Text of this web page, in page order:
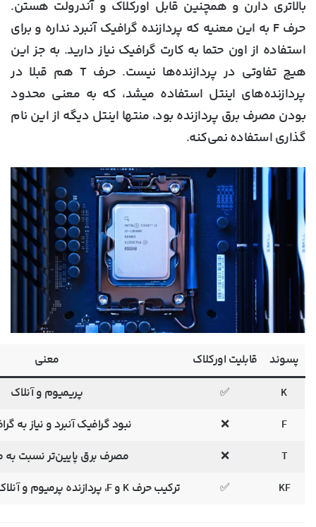
بالاتری دارن و همچنین قابل اورکلاک و آندرولت هستن.
حرف F به این معنیه که پردازنده گرافیک آنبرد نداره و برای
استفاده از اون حتما به کارت گرافیک نیاز دارید. به جز این
هیچ تفاوتی در پردازنده‌ها نیست. حرف T هم قبلا در
پردازنده‌های اینتل استفاده میشد، که به معنی محدود
بودن مصرف برق پردازنده بود، منتها اینتل دیگه از این نام
گذاری استفاده نمی‌کنه.
پسوند قابلیت اورکلاک
معنی
K
✅
پریمیوم و آنلاک
F
❌
نبود گرافیک آنبرد و نیاز به
T
❌
مصرف برق پایین‌تر نسبت به
KF
✅ ترکیب حرف K و F، پردازنده پرمیوم و آنلاک بدون گرافیک آنبرد